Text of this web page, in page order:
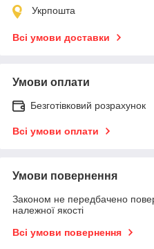
Укрпошта
Всі умови доставки
Умови оплати
Безготівковий розрахунок
Всі умови оплати
Умови повернення
Законом не передбачено
належної якості
Всі умови повернення